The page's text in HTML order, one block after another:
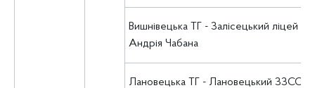
Вишнівецька ТГ - Залісецький ліцей ім.
Андрія Чабана
Лановецька ТГ - Лановецький ЗЗСО І-